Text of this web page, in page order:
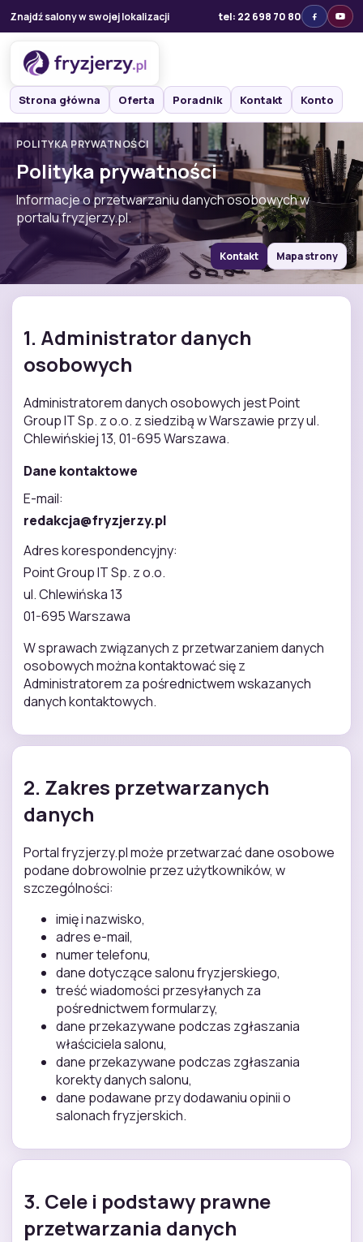
Znajdź salony w swojej lokalizacji tel: 22 698 70 80
Strona główna Oferta Poradnik Kontakt Konto
POLITYKA PRYWATNOŚCI
Polityka prywatności
Informacje o przetwarzaniu danych osobowych w
portalu fryzjerzy.pl.
Kontakt Mapa strony
1. Administrator danych
osobowych
Administratorem danych osobowych jest Point
Group IT Sp. z o.o. z siedzibą w Warszawie przy ul.
Chlewińskiej 13, 01-695 Warszawa.
Dane kontaktowe
E-mail:
redakcja@fryzjerzy.pl
Adres korespondencyjny:
Point Group IT Sp. z o.o.
ul. Chlewińska 13
01-695 Warszawa
W sprawach związanych z przetwarzaniem danych
osobowych można kontaktować się z
Administratorem za pośrednictwem wskazanych
danych kontaktowych.
2. Zakres przetwarzanych
danych
Portal fryzjerzy.pl może przetwarzać dane osobowe
podane dobrowolnie przez użytkowników, w
szczególności:
imię i nazwisko,
adres e-mail,
numer telefonu,
dane dotyczące salonu fryzjerskiego,
treść wiadomości przesyłanych za
pośrednictwem formularzy,
dane przekazywane podczas zgłaszania
właściciela salonu,
dane przekazywane podczas zgłaszania
korekty danych salonu,
dane podawane przy dodawaniu opinii o
salonach fryzjerskich.
3. Cele i podstawy prawne
przetwarzania danych